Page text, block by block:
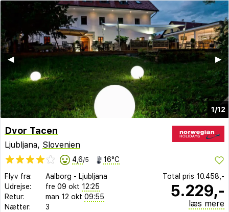
1/12
▶︎
◀︎
Dvor Tacen
Ljubljana, Slovenien
4,6/5 16°C
Flyv fra: Aalborg - Ljubljana
Udrejse:
fre 09 okt 12:25
Retur:
man 12 okt 09:55
Nætter:
3
Total pris 10.458,-
5.229,-
læs mere